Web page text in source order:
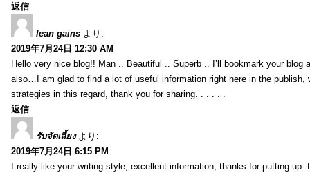
返信
lean gains より:
2019年7月24日 12:30 AM
Hello very nice blog!! Man .. Beautiful .. Superb .. I’ll bookmark your blog
also…I am glad to find a lot of useful information right here in the publish,
strategies in this regard, thank you for sharing. . . . . .
返信
รับจัดเลี้ยง より:
2019年7月24日 6:15 PM
I really like your writing style, excellent information, thanks for putting up